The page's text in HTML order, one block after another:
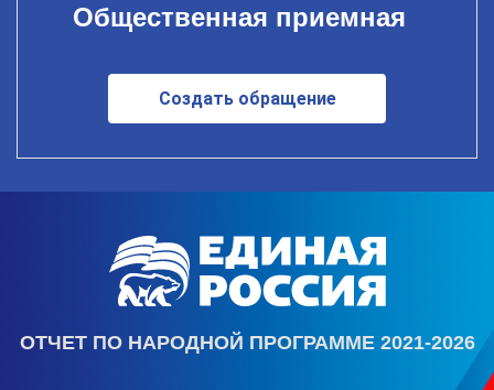
Общественная приемная
Создать обращение
ОТЧЕТ ПО НАРОДНОЙ ПРОГРАММЕ 2021-2026